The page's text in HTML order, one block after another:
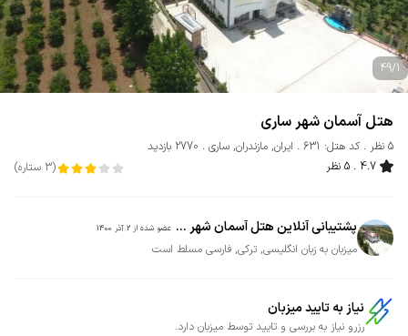
49/1
هتل آسمان شهر ساری
5 نظر کد هتل: 631 ایران, مازندران, ساری
2770 بازدید
4.7
5 نظر (
3 ستاره)
پشتیبانی آنلاین هتل آسمان شهر ... عضو شده از 2 آذر 1400
میزبان به زبان انگلیسی, ترکی, فارسی مسلط است
نیاز به تایید میزبان
رزرو نیاز به بررسی و تایید توسط میزبان دارد.